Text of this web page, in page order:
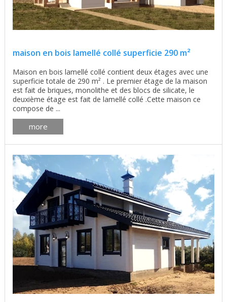
maison en bois lamellé collé superficie 290 m²
Maison en bois lamellé collé contient deux étages avec une
superficie totale de 290 m² . Le premier étage de la maison
est fait de briques, monolithe et des blocs de silicate, le
deuxième étage est fait de lamellé collé .Cette maison ce
compose de ...
more